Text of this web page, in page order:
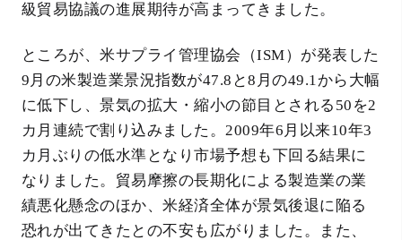
級貿易協議の進展期待が高まってきました。
ところが、米サプライ管理協会（ISM）が発表した
9月の米製造業景況指数が47.8と8月の49.1から大幅
に低下し、景気の拡大・縮小の節目とされる50を2
カ月連続で割り込みました。2009年6月以来10年3
カ月ぶりの低水準となり市場予想も下回る結果に
なりました。貿易摩擦の長期化による製造業の業
績悪化懸念のほか、米経済全体が景気後退に陥る
恐れが出てきたとの不安も広がりました。また、